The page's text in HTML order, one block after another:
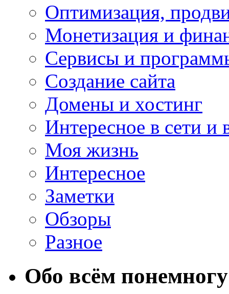
Оптимизация,
Монетизация и
Сервисы и
Создание сайта
Домены и хостинг
Интересное в сети и
Моя жизнь
Интересное
Заметки
Обзоры
Разное
Обо всём понемногу